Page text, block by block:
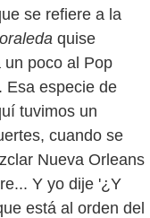
se refiere a la
quise
un poco al Pop
Esa especie de
tuvimos un
cuando se
Nueva Orleans
Y yo dije '¿Y
está al orden del